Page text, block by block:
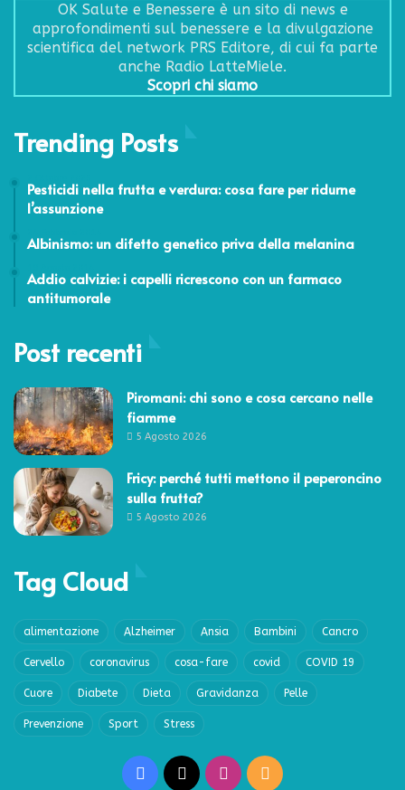
OK Salute e Benessere è un sito di news e
approfondimenti sul benessere e la divulgazione
scientifica del network PRS Editore, di cui fa parte
anche Radio LatteMiele.
Scopri chi siamo
Trending Posts
Pesticidi nella frutta e verdura: cosa fare per ridurne
l’assunzione
Albinismo: un difetto genetico priva della melanina
Addio calvizie: i capelli ricrescono con un farmaco
antitumorale
Post recenti
Piromani: chi sono e cosa cercano nelle
fiamme
5 Agosto 2026
Fricy: perché tutti mettono il peperoncino
sulla frutta?
5 Agosto 2026
Tag Cloud
alimentazione Alzheimer Ansia Bambini Cancro
Cervello coronavirus cosa-fare covid COVID 19
Cuore Diabete Dieta Gravidanza Pelle
Prevenzione Sport Stress
Facebook Instagram
RSS